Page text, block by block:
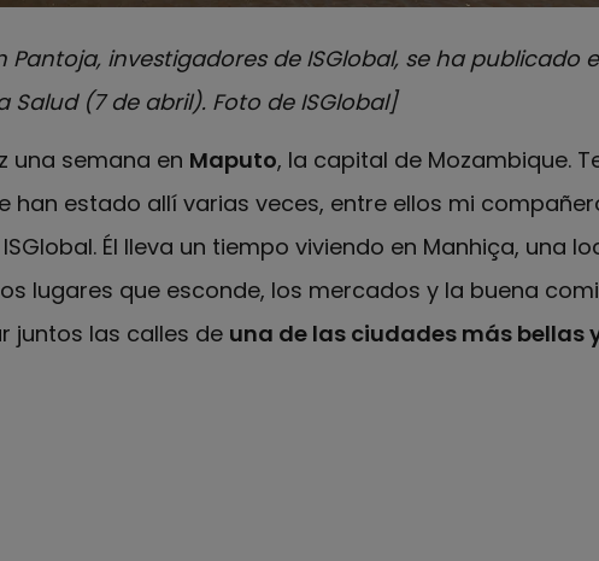
Pantoja, investigadores de ISGlobal, se ha publicado
(7 de abril). Foto de ISGlobal]
una semana en Maputo, la capital de Mozambique.
estado allí varias veces, entre ellos mi
Él lleva un tiempo viviendo en Manhiça, una
lugares que esconde, los mercados y la buena
juntos las calles de una de las ciudades más bellas